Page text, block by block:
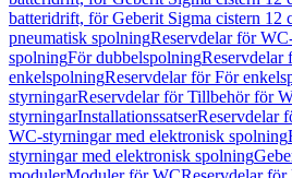
batteridrift, för Geberit Sigma cistern 12
pneumatisk spolningReservdelar för
spolningFör dubbelspolningReservdelar
enkelspolningReservdelar för För
styrningarReservdelar för Tillbehör för
styrningarInstallationssatserReservdelar
WC-styrningar med elektronisk spolning
styrningar med elektronisk spolning